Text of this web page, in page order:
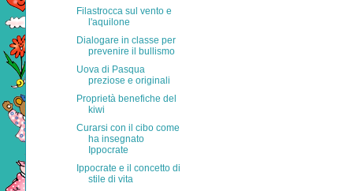
Filastrocca sul vento e
l'aquilone
Dialogare in classe per
prevenire il bullismo
Uova di Pasqua
preziose e originali
Proprietà benefiche del
kiwi
Curarsi con il cibo come
ha insegnato
Ippocrate
Ippocrate e il concetto di
stile di vita